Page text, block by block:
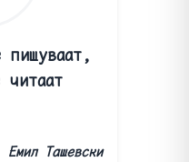
пишуваат,
Емил Ташевски